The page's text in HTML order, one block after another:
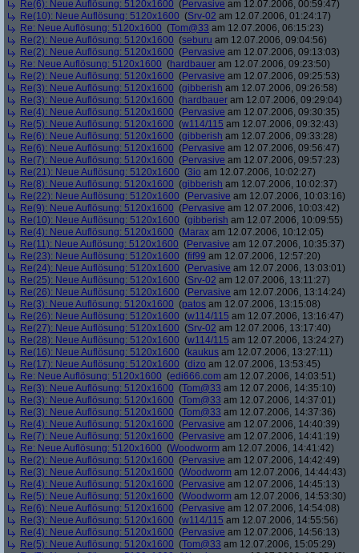
Re(6): Neue Auflösung: 5120x1600 (Pervasive am 12.07.2006, 00:59:47)
Re(10): Neue Auflösung: 5120x1600 (Srv-02 am 12.07.2006, 01:24:17)
Re: Neue Auflösung: 5120x1600 (Tom@33 am 12.07.2006, 06:15:23)
Re(2): Neue Auflösung: 5120x1600 (seburu am 12.07.2006, 09:04:56)
Re(2): Neue Auflösung: 5120x1600 (Pervasive am 12.07.2006, 09:13:03)
Re: Neue Auflösung: 5120x1600 (hardbauer am 12.07.2006, 09:23:50)
Re(2): Neue Auflösung: 5120x1600 (Pervasive am 12.07.2006, 09:25:53)
Re(3): Neue Auflösung: 5120x1600 (gibberish am 12.07.2006, 09:26:58)
Re(3): Neue Auflösung: 5120x1600 (hardbauer am 12.07.2006, 09:29:04)
Re(4): Neue Auflösung: 5120x1600 (Pervasive am 12.07.2006, 09:30:35)
Re(5): Neue Auflösung: 5120x1600 (w114/115 am 12.07.2006, 09:32:43)
Re(6): Neue Auflösung: 5120x1600 (gibberish am 12.07.2006, 09:33:28)
Re(6): Neue Auflösung: 5120x1600 (Pervasive am 12.07.2006, 09:56:47)
Re(7): Neue Auflösung: 5120x1600 (Pervasive am 12.07.2006, 09:57:23)
Re(21): Neue Auflösung: 5120x1600 (3io am 12.07.2006, 10:02:27)
Re(8): Neue Auflösung: 5120x1600 (gibberish am 12.07.2006, 10:02:37)
Re(22): Neue Auflösung: 5120x1600 (Pervasive am 12.07.2006, 10:03:16)
Re(9): Neue Auflösung: 5120x1600 (Pervasive am 12.07.2006, 10:03:42)
Re(10): Neue Auflösung: 5120x1600 (gibberish am 12.07.2006, 10:09:55)
Re(4): Neue Auflösung: 5120x1600 (Marax am 12.07.2006, 10:12:05)
Re(11): Neue Auflösung: 5120x1600 (Pervasive am 12.07.2006, 10:35:37)
Re(23): Neue Auflösung: 5120x1600 (fif99 am 12.07.2006, 12:57:20)
Re(24): Neue Auflösung: 5120x1600 (Pervasive am 12.07.2006, 13:03:01)
Re(25): Neue Auflösung: 5120x1600 (Srv-02 am 12.07.2006, 13:11:27)
Re(26): Neue Auflösung: 5120x1600 (Pervasive am 12.07.2006, 13:14:24)
Re(3): Neue Auflösung: 5120x1600 (patos am 12.07.2006, 13:15:08)
Re(26): Neue Auflösung: 5120x1600 (w114/115 am 12.07.2006, 13:16:47)
Re(27): Neue Auflösung: 5120x1600 (Srv-02 am 12.07.2006, 13:17:40)
Re(28): Neue Auflösung: 5120x1600 (w114/115 am 12.07.2006, 13:24:27)
Re(16): Neue Auflösung: 5120x1600 (kaukus am 12.07.2006, 13:27:11)
Re(17): Neue Auflösung: 5120x1600 (dizo am 12.07.2006, 13:53:45)
Re: Neue Auflösung: 5120x1600 (edi666.com am 12.07.2006, 14:03:51)
Re(3): Neue Auflösung: 5120x1600 (Tom@33 am 12.07.2006, 14:35:10)
Re(3): Neue Auflösung: 5120x1600 (Tom@33 am 12.07.2006, 14:37:01)
Re(3): Neue Auflösung: 5120x1600 (Tom@33 am 12.07.2006, 14:37:36)
Re(4): Neue Auflösung: 5120x1600 (Pervasive am 12.07.2006, 14:40:39)
Re(7): Neue Auflösung: 5120x1600 (Pervasive am 12.07.2006, 14:41:19)
Re: Neue Auflösung: 5120x1600 (Woodworm am 12.07.2006, 14:41:42)
Re(2): Neue Auflösung: 5120x1600 (Pervasive am 12.07.2006, 14:42:49)
Re(3): Neue Auflösung: 5120x1600 (Woodworm am 12.07.2006, 14:44:43)
Re(4): Neue Auflösung: 5120x1600 (Pervasive am 12.07.2006, 14:45:13)
Re(5): Neue Auflösung: 5120x1600 (Woodworm am 12.07.2006, 14:53:30)
Re(6): Neue Auflösung: 5120x1600 (Pervasive am 12.07.2006, 14:54:08)
Re(3): Neue Auflösung: 5120x1600 (w114/115 am 12.07.2006, 14:55:56)
Re(4): Neue Auflösung: 5120x1600 (Pervasive am 12.07.2006, 14:56:13)
Re(5): Neue Auflösung: 5120x1600 (Tom@33 am 12.07.2006, 15:05:29)